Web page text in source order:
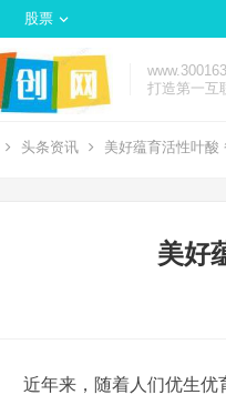
股票
打造第一互
头条资讯 美好蕴育活性叶酸
美好
近年来，随着人们优生优